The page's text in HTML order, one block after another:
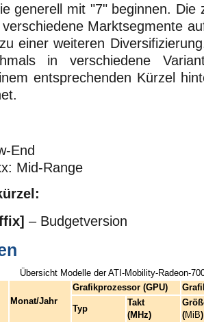
generell mit "7" beginnen. Die
Marktsegmente
einer weiteren
in verschiedene
entsprechenden Kürzel
End
Mid-Range
– Budgetversion
Übersicht Modelle der ATI-Mobility-Radeon-
Monat/Jahr
Grafikprozessor (GPU)
Typ
Takt
(MHz)
(MiB)